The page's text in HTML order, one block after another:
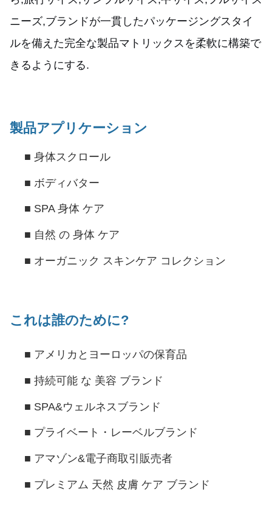
ニーズ,ブランドが一貫したパッケージングスタイ
ルを備えた完全な製品マトリックスを柔軟に構築で
きるようにする.
製品アプリケーション
■ 身体スクロール
■ ボディバター
■ SPA 身体 ケア
■ 自然 の 身体 ケア
■ オーガニック スキンケア コレクション
これは誰のために?
■ アメリカとヨーロッパの保育品
■ 持続可能 な 美容 ブランド
■ SPA&ウェルネスブランド
■ プライベート・レーベルブランド
■ アマゾン&電子商取引販売者
■ プレミアム 天然 皮膚 ケア ブランド